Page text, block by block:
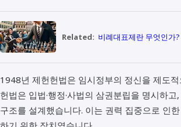
Related: 비례대표제란 무엇인가?
1948년 제헌헌법은 임시정부의 정신을 제도
헌법은 입법·행정·사법의 삼권분립을 명시하
구조를 설계했습니다. 이는 권력 집중으로 인